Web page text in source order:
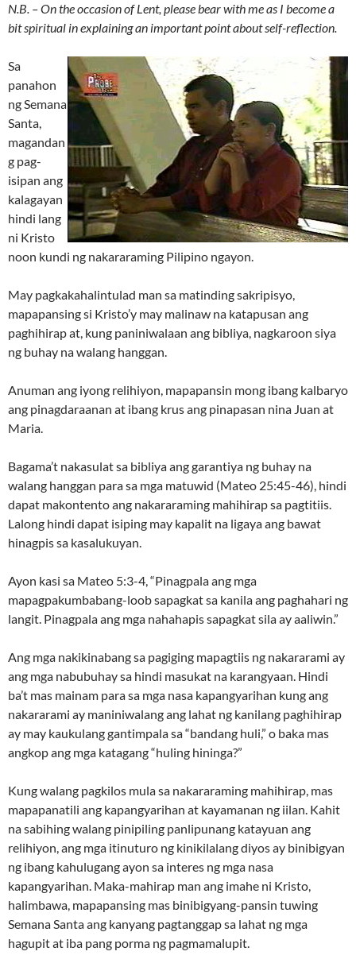
N.B. – On the occasion of Lent, please bear with me as I become a
bit spiritual in explaining an important point about self-reflection.
Sa
panahon
ng Semana
Santa,
magandan
g pag-
isipan ang
kalagayan
hindi lang
ni Kristo
noon kundi ng nakararaming Pilipino ngayon.
May pagkakahalintulad man sa matinding sakripisyo,
mapapansing si Kristo’y may malinaw na katapusan ang
paghihirap at, kung paniniwalaan ang bibliya, nagkaroon siya
ng buhay na walang hanggan.
Anuman ang iyong relihiyon, mapapansin mong ibang kalbaryo
ang pinagdaraanan at ibang krus ang pinapasan nina Juan at
Maria.
Bagama’t nakasulat sa bibliya ang garantiya ng buhay na
walang hanggan para sa mga matuwid (Mateo 25:45-46), hindi
dapat makontento ang nakararaming mahihirap sa pagtitiis.
Lalong hindi dapat isiping may kapalit na ligaya ang bawat
hinagpis sa kasalukuyan.
Ayon kasi sa Mateo 5:3-4, “Pinagpala ang mga
mapagpakumbabang-loob sapagkat sa kanila ang paghahari ng
langit. Pinagpala ang mga nahahapis sapagkat sila ay aaliwin.”
Ang mga nakikinabang sa pagiging mapagtiis ng nakararami ay
ang mga nabubuhay sa hindi masukat na karangyaan. Hindi
ba’t mas mainam para sa mga nasa kapangyarihan kung ang
nakararami ay maniniwalang ang lahat ng kanilang paghihirap
ay may kaukulang gantimpala sa “bandang huli,” o baka mas
angkop ang mga katagang “huling hininga?”
Kung walang pagkilos mula sa nakararaming mahihirap, mas
mapapanatili ang kapangyarihan at kayamanan ng iilan. Kahit
na sabihing walang pinipiling panlipunang katayuan ang
relihiyon, ang mga itinuturo ng kinikilalang diyos ay binibigyan
ng ibang kahulugang ayon sa interes ng mga nasa
kapangyarihan. Maka-mahirap man ang imahe ni Kristo,
halimbawa, mapapansing mas binibigyang-pansin tuwing
Semana Santa ang kanyang pagtanggap sa lahat ng mga
hagupit at iba pang porma ng pagmamalupit.